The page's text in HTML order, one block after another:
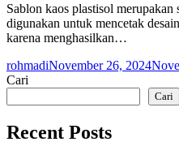
Sablon kaos plastisol
digunakan untuk mencetak
karena menghasilkan…
rohmadiNovember 26, 2024
Cari
Cari
Recent Posts